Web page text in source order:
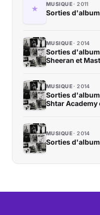
MUSIQUE 2011
Sorties
MUSIQUE 2014
Sorties
Sheeran et
MUSIQUE 2014
Sorties
Shtar Academy
MUSIQUE 2014
Sorties